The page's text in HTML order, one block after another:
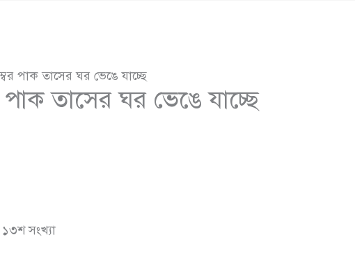
পাক তাসের ঘর ভেঙে যাচ্ছে
তাসের ঘর ভেঙে যাচ্ছে
সংখ্যা